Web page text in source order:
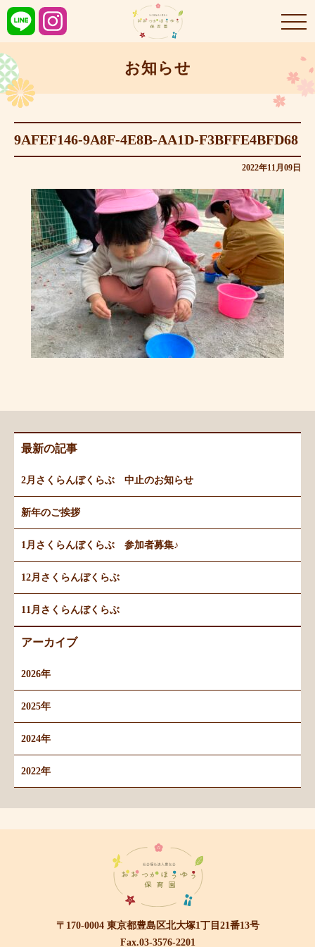
お知らせ
9AFEF146-9A8F-4E8B-AA1D-F3BFFE4BFD68
2022年11月09日
最新の記事
2月さくらんぼくらぶ 中止のお知らせ
新年のご挨拶
1月さくらんぼくらぶ 参加者募集♪
12月さくらんぼくらぶ
11月さくらんぼくらぶ
アーカイブ
2026年
2025年
2024年
2022年
〒170-0004 東京都豊島区北大塚1丁目21番13号
Fax.03-3576-2201